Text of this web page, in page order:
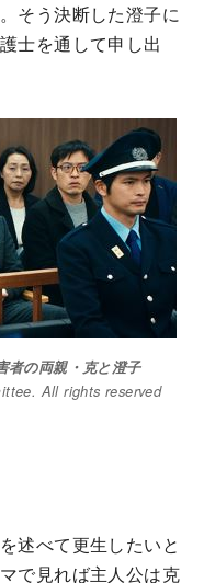
そう決断した澄子に
士を通して申し出
者の両親・克と澄子
All rights reserved
述べて更生したいと
で見れば主人公は克